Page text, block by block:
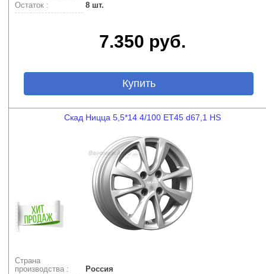
Остаток :
8 шт.
7.350 руб.
Купить
Скад Ницца 5,5*14 4/100 ET45 d67,1 HS
Страна
производства :
Россия